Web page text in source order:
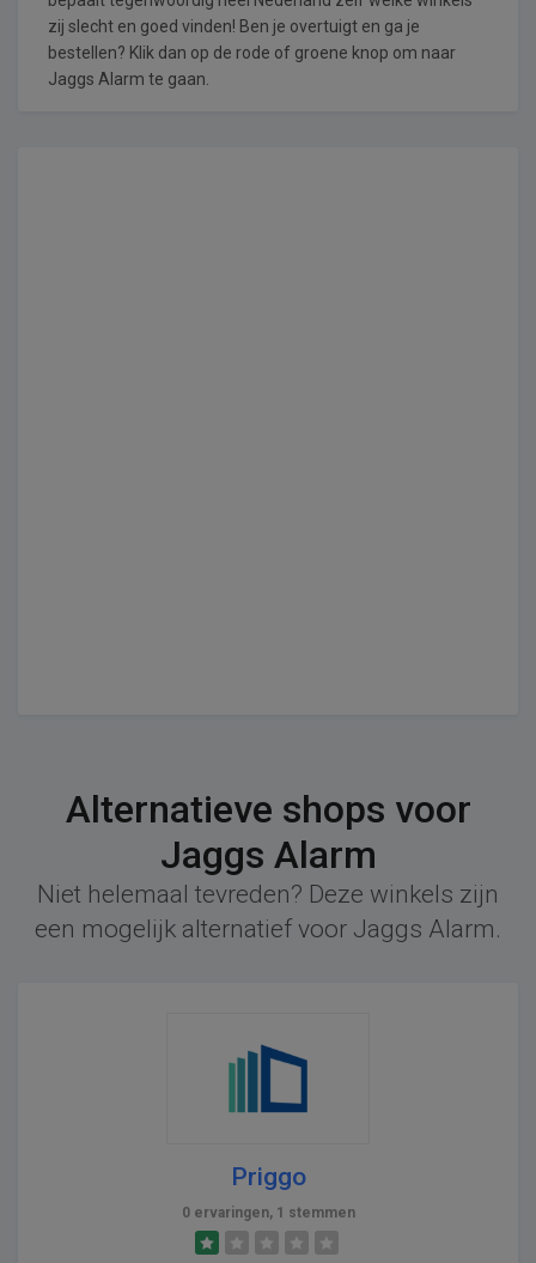
zij slecht en goed vinden! Ben je overtuigt en ga je
bestellen? Klik dan op de rode of groene knop om naar
Jaggs Alarm te gaan.
Alternatieve shops voor
Jaggs Alarm
Niet helemaal tevreden? Deze winkels zijn
een mogelijk alternatief voor Jaggs Alarm.
Priggo
0 ervaringen, 1 stemmen